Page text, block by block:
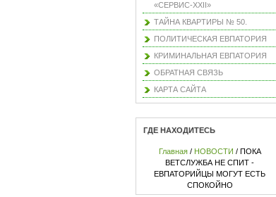
«СЕРВИС-XXII»
ТАЙНА КВАРТИРЫ № 50.
ПОЛИТИЧЕСКАЯ ЕВПАТОРИЯ
КРИМИНАЛЬНАЯ ЕВПАТОРИЯ
ОБРАТНАЯ СВЯЗЬ
КАРТА САЙТА
ГДЕ НАХОДИТЕСЬ
Главная/ НОВОСТИ / ПОКА
ВЕТСЛУЖБА НЕ СПИТ -
ЕВПАТОРИЙЦЫ МОГУТ ЕСТЬ
СПОКОЙНО